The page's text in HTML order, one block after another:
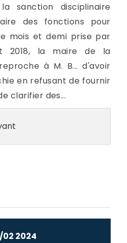
sanction disciplinaire
des fonctions pour
mois et demi prise par
2018, la maire de la
à M. B... d'avoir
en refusant de fournir
clarifier des...
02 2024